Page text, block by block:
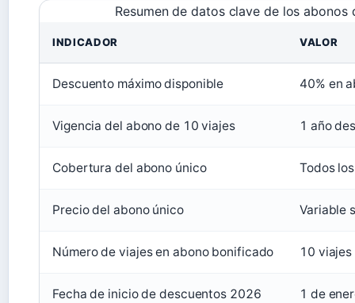
Resumen de datos clave de los abonos
INDICADOR VALOR
Descuento máximo disponible 40% en
Vigencia del abono de 10 viajes 1 año
Cobertura del abono único Todos
Precio del abono único Variable
Número de viajes en abono bonificado 10 viajes
Fecha de inicio de descuentos 2026 1 de